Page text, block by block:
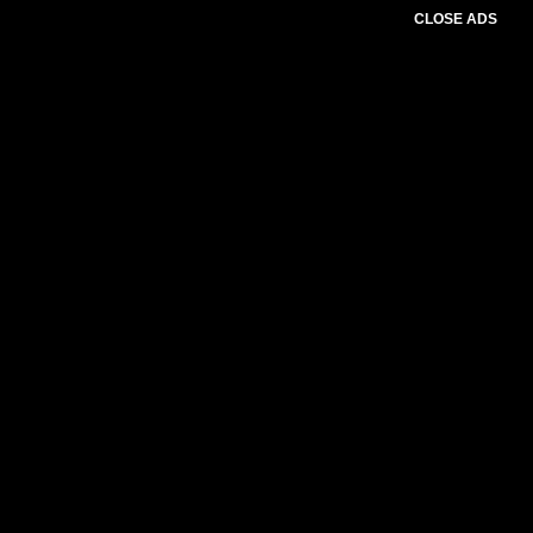
CLOSE ADS